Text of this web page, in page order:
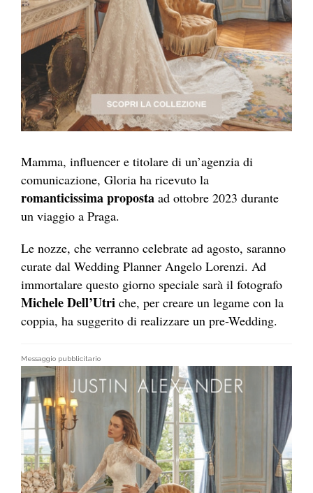
Mamma, influencer e titolare di un’agenzia di
comunicazione, Gloria ha ricevuto la
romanticissima proposta ad ottobre 2023 durante
un viaggio a Praga.
Le nozze, che verranno celebrate ad agosto, saranno
curate dal Wedding Planner Angelo Lorenzi. Ad
immortalare questo giorno speciale sarà il fotografo
Michele Dell’Utri che, per creare un legame con la
coppia, ha suggerito di realizzare un pre-Wedding.
Messaggio pubblicitario